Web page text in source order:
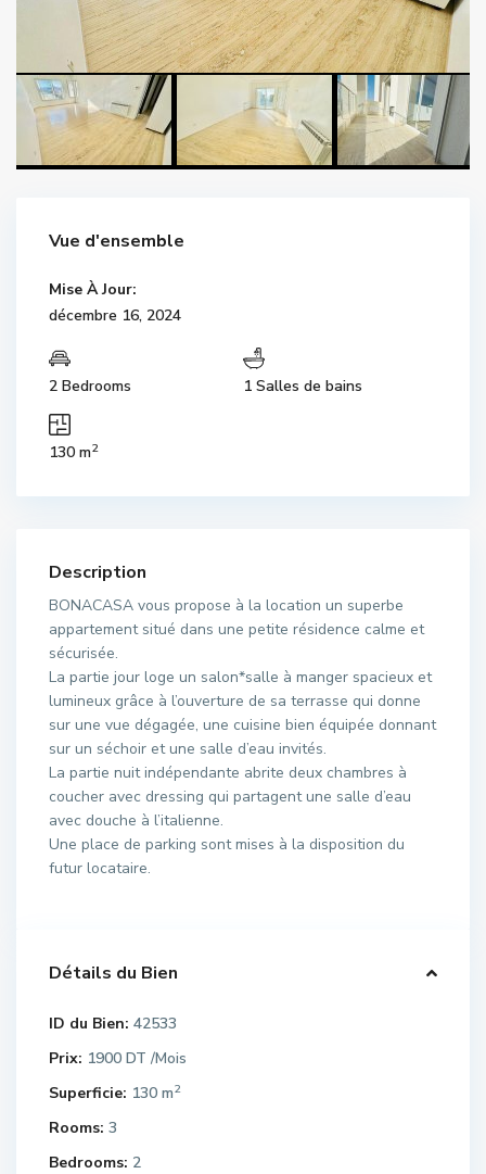
Vue d'ensemble
Mise À Jour:
décembre 16, 2024
2 Bedrooms 1 Salles de bains
130 m2
Description
BONACASA vous propose à la location un superbe
appartement situé dans une petite résidence calme et
sécurisée.
La partie jour loge un salon*salle à manger spacieux et
lumineux grâce à l’ouverture de sa terrasse qui donne
sur une vue dégagée, une cuisine bien équipée donnant
sur un séchoir et une salle d’eau invités.
La partie nuit indépendante abrite deux chambres à
coucher avec dressing qui partagent une salle d’eau
avec douche à l’italienne.
Une place de parking sont mises à la disposition du
futur locataire.
Détails du Bien
ID du Bien: 42533
Prix: 1900 DT /Mois
Superficie: 130 m2
Rooms: 3
Bedrooms: 2